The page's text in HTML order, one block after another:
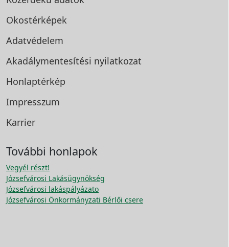
Okostérképek
Adatvédelem
Akadálymentesítési nyilatkozat
Honlaptérkép
Impresszum
Karrier
További honlapok
Vegyél részt!
Józsefvárosi Lakásügynökség
Józsefvárosi lakáspályázato
Józsefvárosi Önkormányzati Bérlői csere